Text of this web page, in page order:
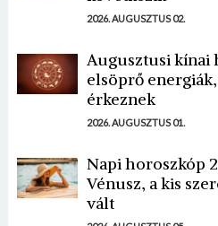
2026. AUGUSZTUS 02.
Augusztusi kínai
elsöprő
érkeznek
2026. AUGUSZTUS 01.
Napi horoszkóp
Vénusz, a kis
vált